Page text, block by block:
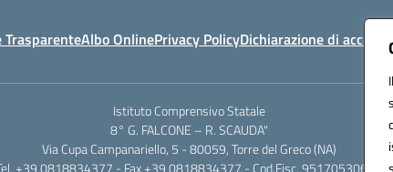
Albo OnlinePrivacy PolicyDichiarazione di
Istituto Comprensivo Statale
8° G. FALCONE – R. SCAUDA"
Via Cupa Campanariello, 5 - 80059, Torre del Greco (NA)
+39 0818834377 - Fax +39 0818834377 - Cod.Fisc. 95170530638